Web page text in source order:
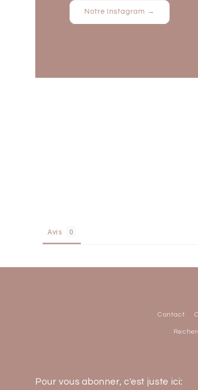
Notre Instagram →
Avis
Contact
Pour vous abonner, c'est juste ici: